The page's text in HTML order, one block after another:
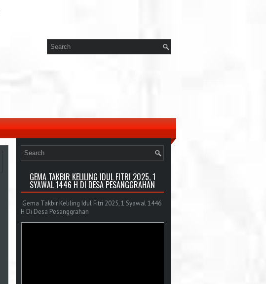
GEMA TAKBIR KELILING IDUL FITRI 2025, 1
SYAWAL 1446 H DI DESA PESANGGRAHAN
Gema Takbir Keliling Idul Fitri 2025, 1 Syawal 1446
H Di Desa Pesanggrahan